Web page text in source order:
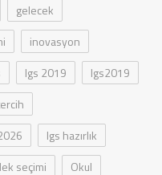
gelecek
inovasyon
lgs 2019
lgs2019
lgs hazırlık
seçimi
Okul